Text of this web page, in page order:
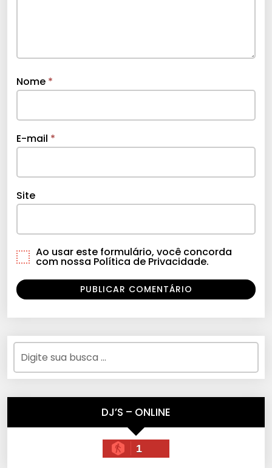
Nome *
E-mail *
Site
Ao usar este formulário, você concorda
com nossa Política de Privacidade.
DJ’S – ONLINE
1